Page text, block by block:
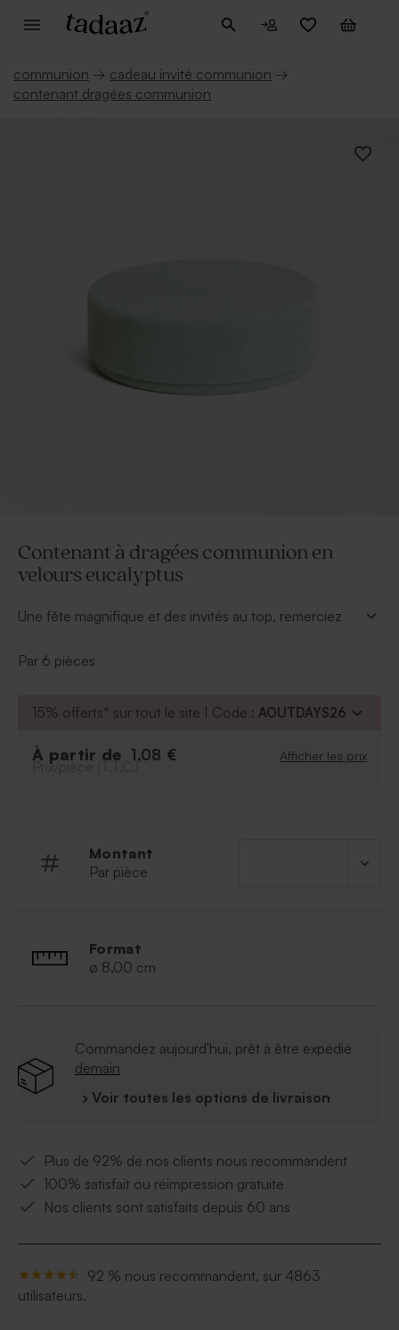
communion → cadeau invité communion →
contenant dragées communion
Contenant à dragées communion en
velours eucalyptus
Une fête magnifique et des invités au top, remerciez
offrant ce contenant à dragées communion.
Contenance : environ 60 gr
Se vendent par multiple de 6ex
Peut contenir environ 16 dragées, 45 bonbons
Par 6 pièces
15% offerts* sur tout le site | Code : AOUTDAYS26
À partir de 1,08 € Afficher les prix
Prix/pièce (T.T.C.)
Montant
Par pièce
Format
ø 8,00 cm
Commandez aujourd'hui, prêt à être expédié
demain
› Voir toutes les options de livraison
Plus de 92% de nos clients nous recommandent
100% satisfait ou réimpression gratuite
Nos clients sont satisfaits depuis 60 ans
92 % nous recommandent, sur 4863
utilisateurs.